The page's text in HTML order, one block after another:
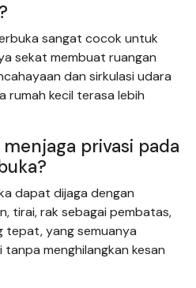
sangat cocok untuk
sekat membuat ruangan
dan sirkulasi udara
rumah kecil terasa lebih
privasi pada
dapat dijaga dengan
tirai, rak sebagai pembatas,
tepat, yang semuanya
menghilangkan kesan